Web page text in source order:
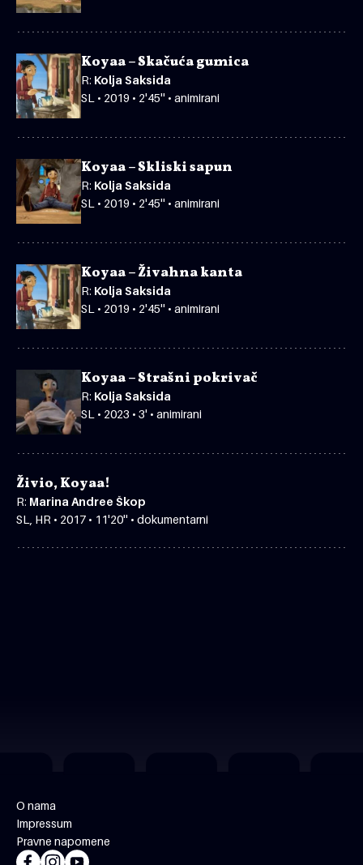
Koyaa – Skačuća gumica
R: Kolja Saksida
SL • 2019 • 2'45'' • animirani
Koyaa – Skliski sapun
R: Kolja Saksida
SL • 2019 • 2'45'' • animirani
Koyaa – Živahna kanta
R: Kolja Saksida
SL • 2019 • 2'45'' • animirani
Koyaa – Strašni pokrivač
R: Kolja Saksida
SL • 2023 • 3' • animirani
Živio, Koyaa!
R: Marina Andree Škop
SL, HR • 2017 • 11'20'' • dokumentarni
O nama
Impressum
Pravne napomene